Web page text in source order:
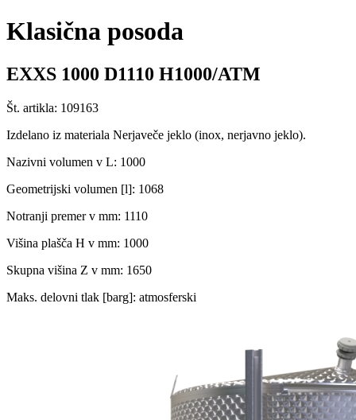
Klasična posoda
EXXS 1000 D1110 H1000/ATM
Št. artikla: 109163
Izdelano iz materiala Nerjaveče jeklo (inox, nerjavno jeklo).
Nazivni volumen v L: 1000
Geometrijski volumen [l]: 1068
Notranji premer v mm: 1110
Višina plašča H v mm: 1000
Skupna višina Z v mm: 1650
Maks. delovni tlak [barg]: atmosferski